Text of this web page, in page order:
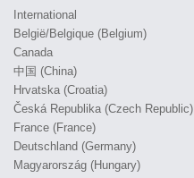
International
België/Belgique (Belgium)
Canada
中国 (China)
Hrvatska (Croatia)
Česká Republika (Czech Republic)
France (France)
Deutschland (Germany)
Magyarország (Hungary)